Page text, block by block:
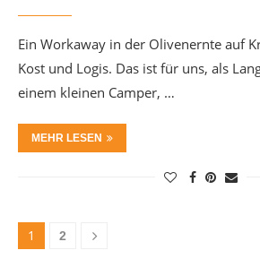
Ein Workaway in der Olivenernte auf
Kost und Logis. Das ist für uns, als
einem kleinen Camper, …
MEHR LESEN
1 2